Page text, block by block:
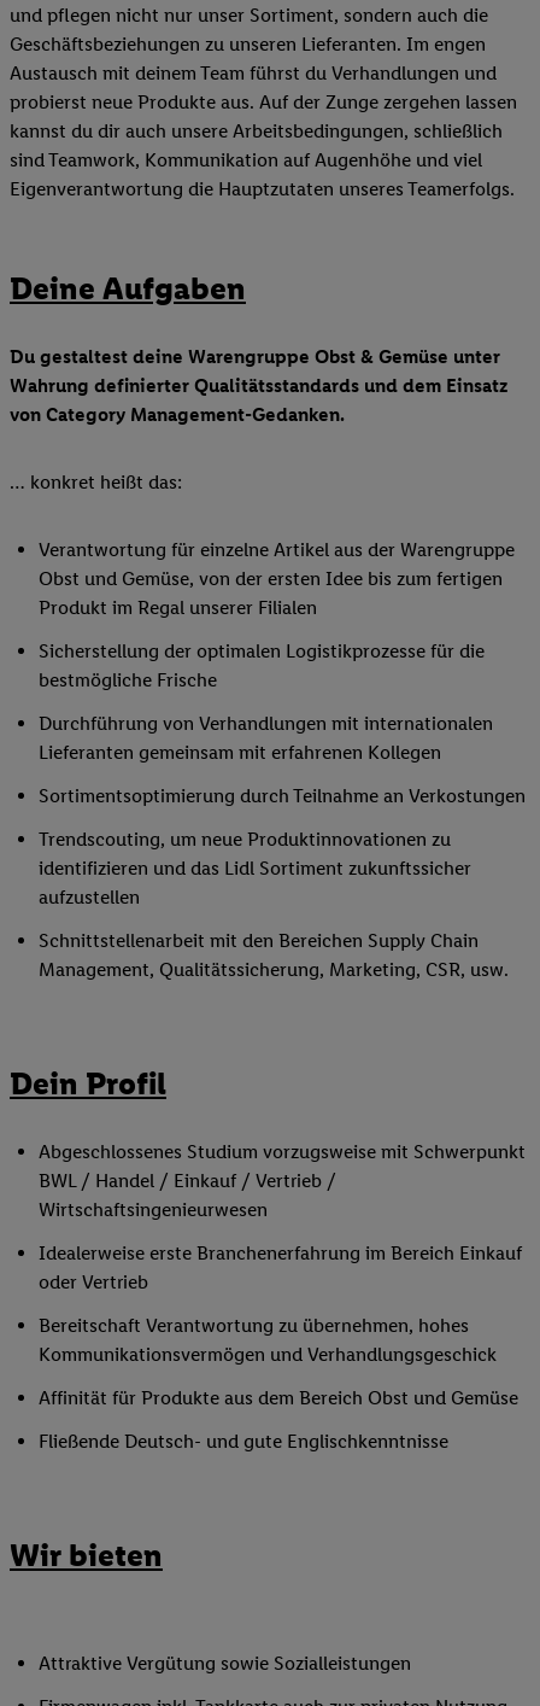
und pflegen nicht nur unser Sortiment, sondern auch die
Geschäftsbeziehungen zu unseren Lieferanten. Im engen
Austausch mit deinem Team führst du Verhandlungen und
probierst neue Produkte aus. Auf der Zunge zergehen lassen
kannst du dir auch unsere Arbeitsbedingungen, schließlich
sind Teamwork, Kommunikation auf Augenhöhe und viel
Eigenverantwortung die Hauptzutaten unseres Teamerfolgs.
Deine Aufgaben
Du gestaltest deine Warengruppe Obst & Gemüse unter
Wahrung definierter Qualitätsstandards und dem Einsatz
von Category Management-Gedanken.
… konkret heißt das:
Verantwortung für einzelne Artikel aus der Warengruppe
Obst und Gemüse, von der ersten Idee bis zum fertigen
Produkt im Regal unserer Filialen
Sicherstellung der optimalen Logistikprozesse für die
bestmögliche Frische
Durchführung von Verhandlungen mit internationalen
Lieferanten gemeinsam mit erfahrenen Kollegen
Sortimentsoptimierung durch Teilnahme an Verkostungen
Trendscouting, um neue Produktinnovationen zu
identifizieren und das Lidl Sortiment zukunftssicher
aufzustellen
Schnittstellenarbeit mit den Bereichen Supply Chain
Management, Qualitätssicherung, Marketing, CSR, usw.
Dein Profil
Abgeschlossenes Studium vorzugsweise mit Schwerpunkt
BWL / Handel / Einkauf / Vertrieb /
Wirtschaftsingenieurwesen
Idealerweise erste Branchenerfahrung im Bereich Einkauf
oder Vertrieb
Bereitschaft Verantwortung zu übernehmen, hohes
Kommunikationsvermögen und Verhandlungsgeschick
Affinität für Produkte aus dem Bereich Obst und Gemüse
Fließende Deutsch- und gute Englischkenntnisse
Wir bieten
Attraktive Vergütung sowie Sozialleistungen